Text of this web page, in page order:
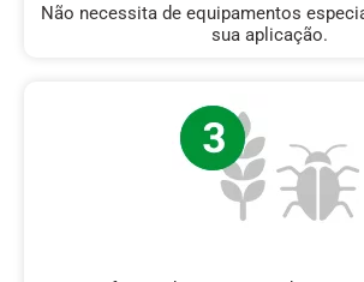
Não necessita de equipamentos
sua aplicação.